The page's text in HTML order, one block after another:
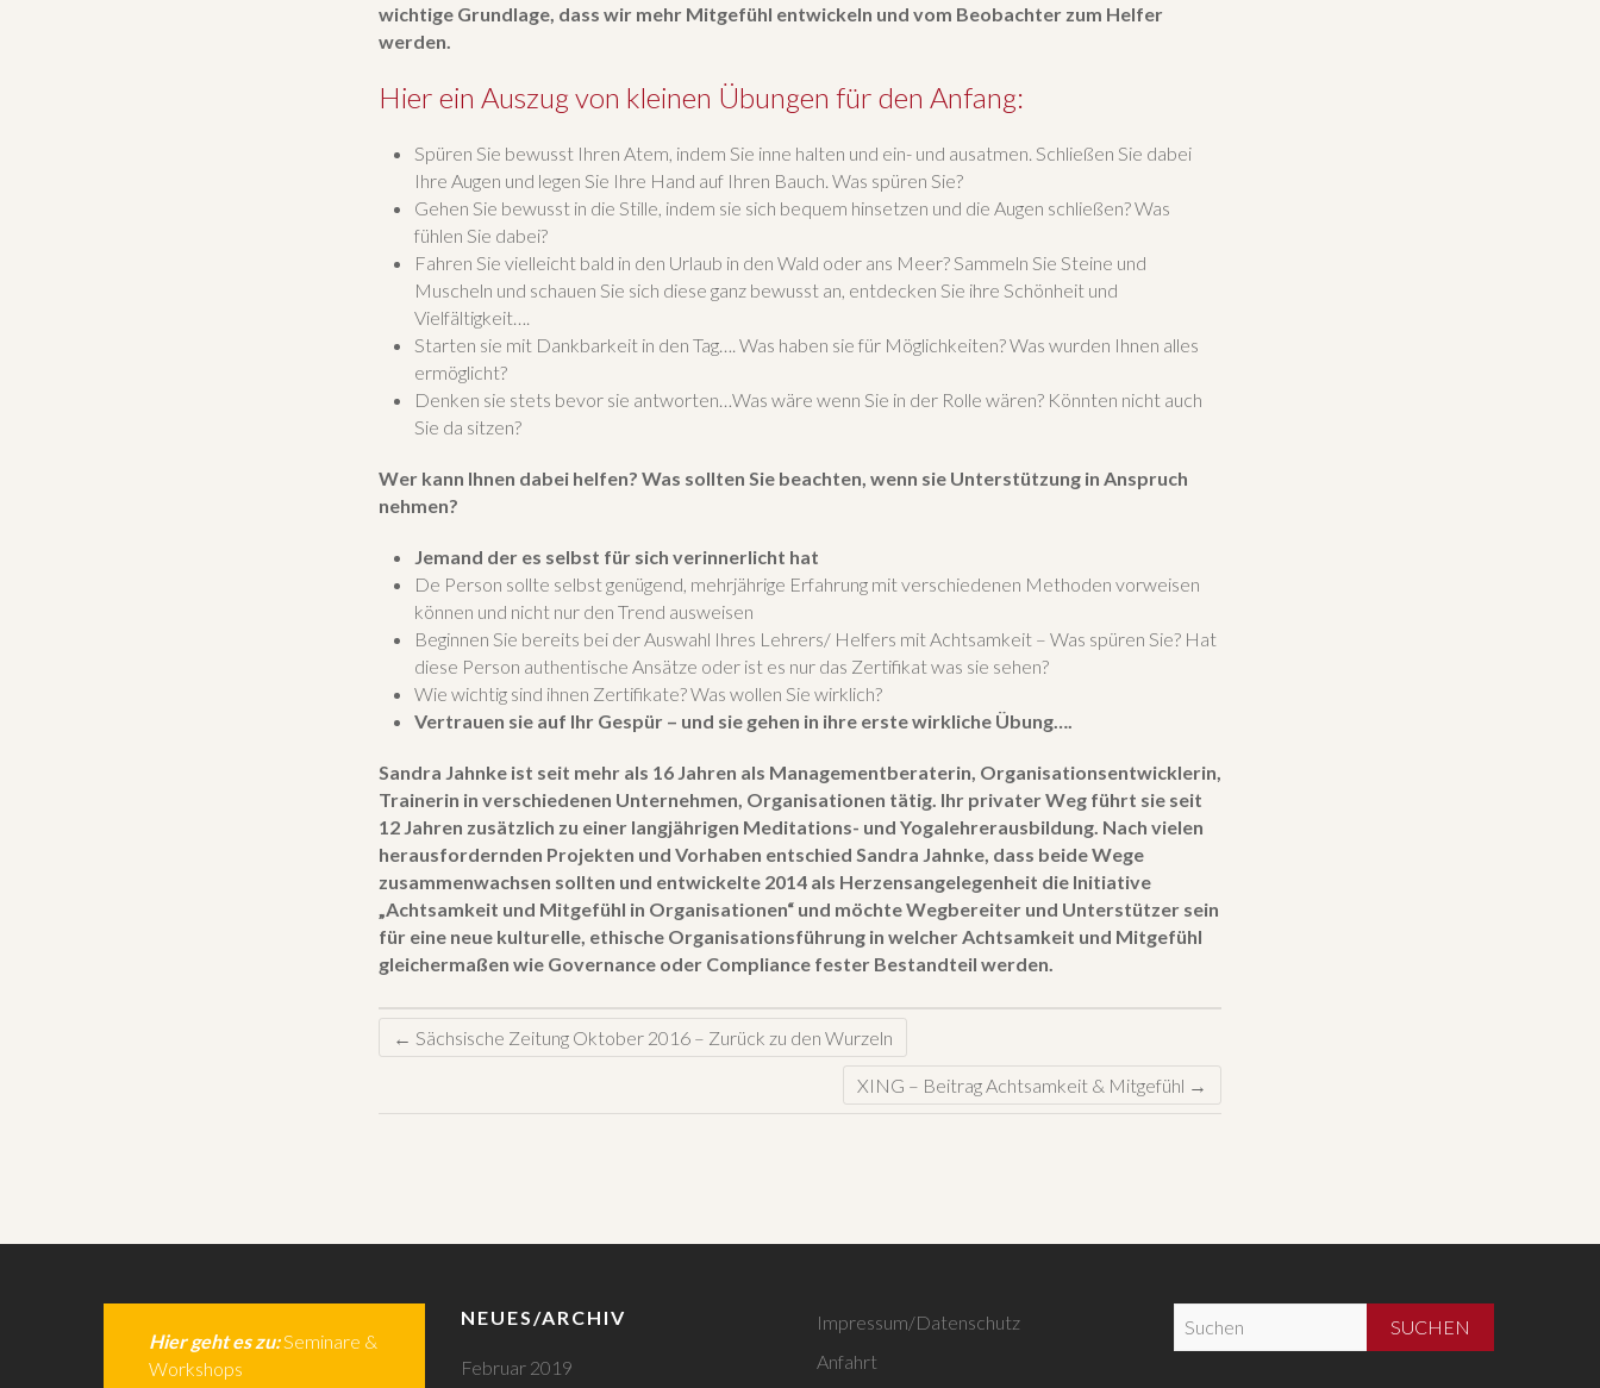
wichtige Grundlage, dass wir mehr Mitgefühl entwickeln und vom Beobachter zum Helfer
werden.
Hier ein Auszug von kleinen Übungen für den Anfang:
Spüren Sie bewusst Ihren Atem, indem Sie inne halten und ein- und ausatmen. Schließen Sie dabei
Ihre Augen und legen Sie Ihre Hand auf Ihren Bauch. Was spüren Sie?
Gehen Sie bewusst in die Stille, indem sie sich bequem hinsetzen und die Augen schließen? Was
fühlen Sie dabei?
Fahren Sie vielleicht bald in den Urlaub in den Wald oder ans Meer? Sammeln Sie Steine und
Muscheln und schauen Sie sich diese ganz bewusst an, entdecken Sie ihre Schönheit und
Vielfältigkeit….
Starten sie mit Dankbarkeit in den Tag…. Was haben sie für Möglichkeiten? Was wurden Ihnen alles
ermöglicht?
Denken sie stets bevor sie antworten…Was wäre wenn Sie in der Rolle wären? Könnten nicht auch
Sie da sitzen?
Wer kann Ihnen dabei helfen? Was sollten Sie beachten, wenn sie Unterstützung in Anspruch
nehmen?
Jemand der es selbst für sich verinnerlicht hat
De Person sollte selbst genügend, mehrjährige Erfahrung mit verschiedenen Methoden vorweisen
können und nicht nur den Trend ausweisen
Beginnen Sie bereits bei der Auswahl Ihres Lehrers/ Helfers mit Achtsamkeit – Was spüren Sie? Hat
diese Person authentische Ansätze oder ist es nur das Zertifikat was sie sehen?
Wie wichtig sind ihnen Zertifikate? Was wollen Sie wirklich?
Vertrauen sie auf Ihr Gespür – und sie gehen in ihre erste wirkliche Übung….
Sandra Jahnke ist seit mehr als 16 Jahren als Managementberaterin, Organisationsentwicklerin,
Trainerin in verschiedenen Unternehmen, Organisationen tätig. Ihr privater Weg führt sie seit
12 Jahren zusätzlich zu einer langjährigen Meditations- und Yogalehrerausbildung. Nach vielen
herausfordernden Projekten und Vorhaben entschied Sandra Jahnke, dass beide Wege
zusammenwachsen sollten und entwickelte 2014 als Herzensangelegenheit die Initiative
„Achtsamkeit und Mitgefühl in Organisationen“ und möchte Wegbereiter und Unterstützer sein
für eine neue kulturelle, ethische Organisationsführung in welcher Achtsamkeit und Mitgefühl
gleichermaßen wie Governance oder Compliance fester Bestandteil werden.
← Sächsische Zeitung Oktober 2016 – Zurück zu den Wurzeln
XING – Beitrag Achtsamkeit & Mitgefühl →
Hier geht es zu: Seminare &
Workshops
NEUES/ARCHIV
Februar 2019
Impressum/Datenschutz
Anfahrt